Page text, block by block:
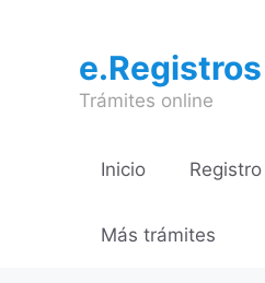
contenidoe.Registros
Trámites online
Inicio
Más trámites